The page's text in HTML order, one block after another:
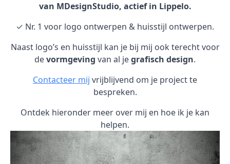
van MDesignStudio, actief in Lippelo.
✓ Nr. 1 voor logo ontwerpen & huisstijl ontwerpen.
Naast logo’s en huisstijl kan je bij mij ook terecht voor
devormgeving van al jegrafisch design.
Contacteer mij vrijblijvend om je project te
bespreken.
Ontdek hieronder meer over mij en hoe ik je kan
helpen.